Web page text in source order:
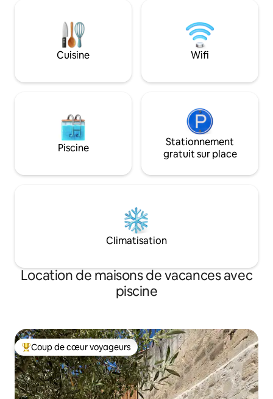
campagne et un véhicule est nécessaire.
Balnéaires
Camargue.
Cuisine Wifi
Piscine
Stationnement
gratuit sur place
Climatisation
Location de maisons de vacances avec
piscine
Coups de cœur voyageurs les plus appréciés
Coup de cœur voyageurs